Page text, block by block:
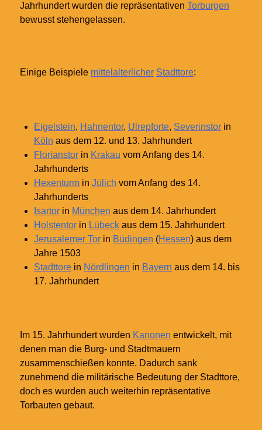
Jahrhundert wurden die repräsentativen Torburgen
bewusst stehengelassen.
Einige Beispiele mittelalterlicher Stadttore:
Eigelstein, Hahnentor, Ulrepforte, Severinstor in
Köln aus dem 12. und 13. Jahrhundert
Florianstor in Krakau vom Anfang des 14.
Jahrhunderts
Hexenturm in Jülich vom Anfang des 14.
Jahrhunderts
Isartor in München aus dem 14. Jahrhundert
Holstentor in Lübeck aus dem 15. Jahrhundert
Jerusalemer Tor in Büdingen (Hessen) aus dem
Jahre 1503
Stadttore in Nördlingen in Bayern aus dem 14. bis
17. Jahrhundert
Im 15. Jahrhundert wurden Kanonen entwickelt, mit
denen man die Burg- und Stadtmauern
zusammenschießen konnte. Dadurch sank
zunehmend die militärische Bedeutung der Stadttore,
doch es wurden auch weiterhin repräsentative
Torbauten gebaut.